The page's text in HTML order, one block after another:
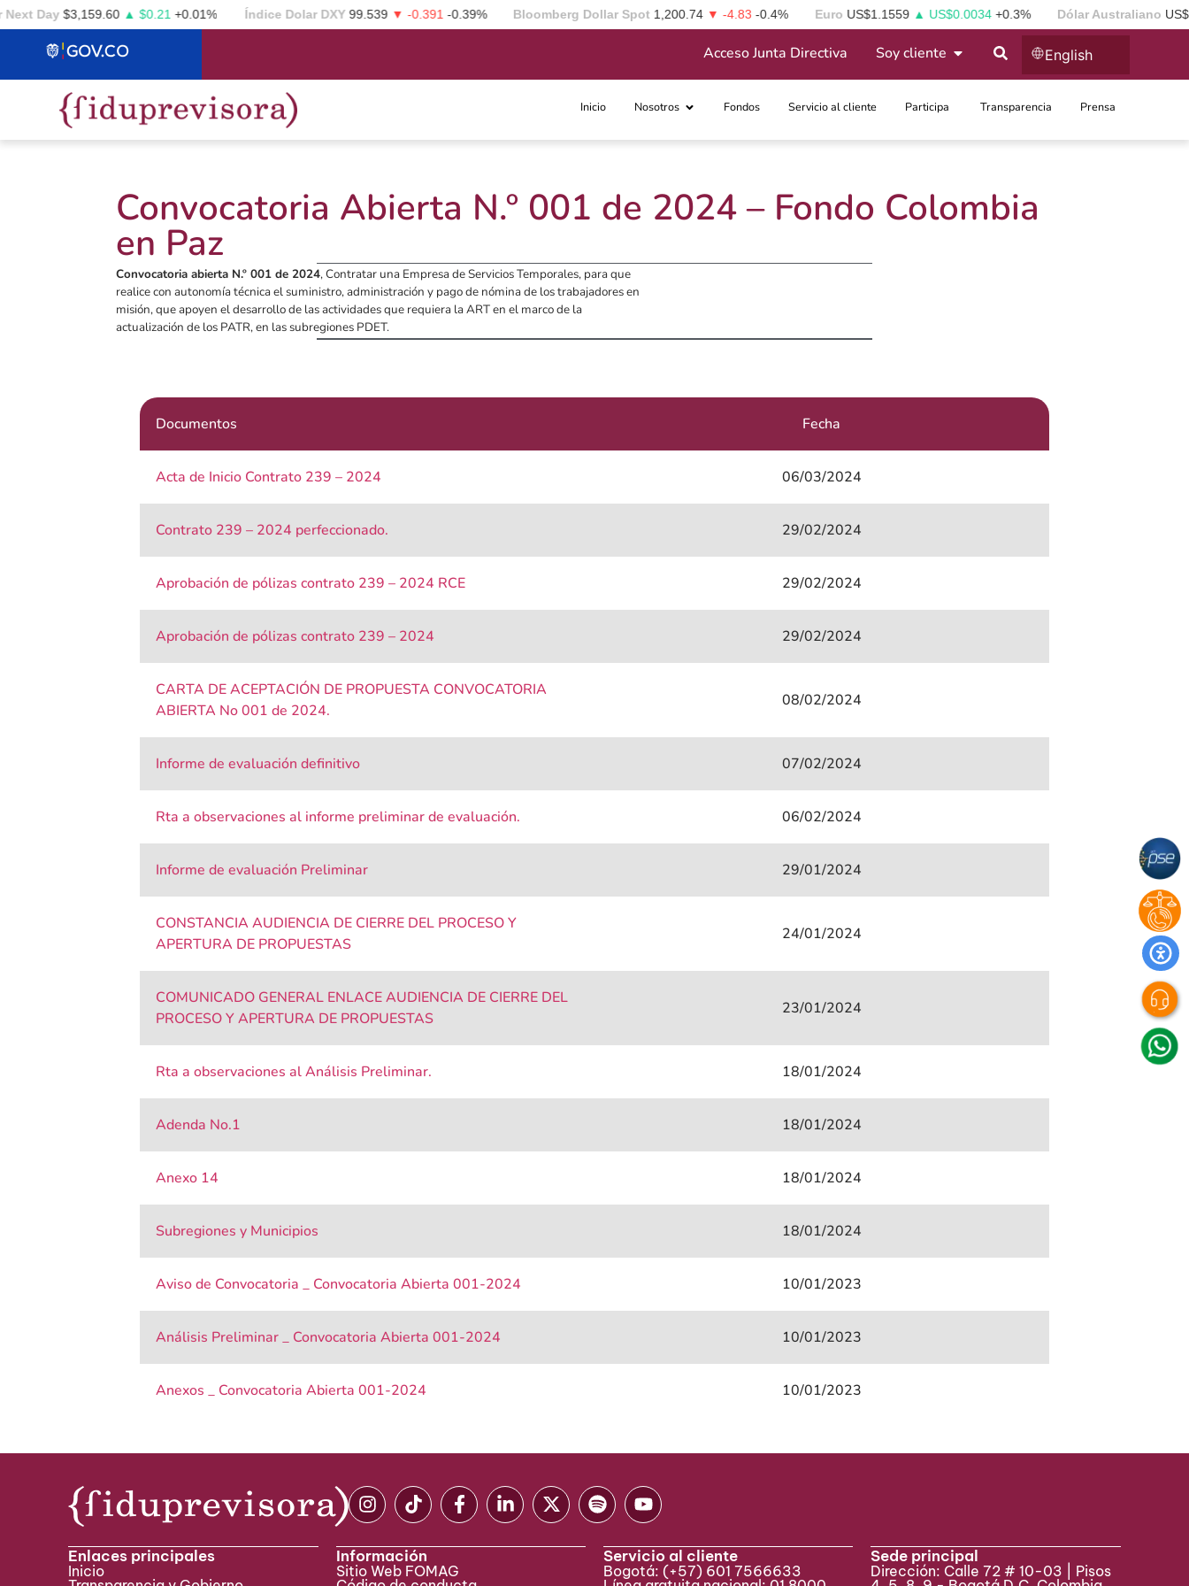
Day $3,159.60 ▲ $0.21+0.01% Índice Dolar DXY 99.539 ▼ -0.391-0.39% Bloomberg Dollar Spot 1,200.74 ▼ -4.83-0.4% Euro US$1.1559 ▲ US$0.0034+0.3% Dólar Australiano
Acceso Junta Directiva Soy cliente English
Inicio Nosotros Fondos Servicio al cliente Participa ​ Transparencia Prensa
Convocatoria Abierta N.º 001 de 2024 – Fondo Colombia
en Paz
Convocatoria abierta N.º 001 de 2024, Contratar una Empresa de Servicios Temporales, para que
realice con autonomía técnica el suministro, administración y pago de nómina de los trabajadores en
misión, que apoyen el desarrollo de las actividades que requiera la ART en el marco de la
actualización de los PATR, en las subregiones PDET.
Documentos Fecha
Acta de Inicio Contrato 239 – 2024 06/03/2024
Contrato 239 – 2024 perfeccionado. 29/02/2024
Aprobación de pólizas contrato 239 – 2024 RCE 29/02/2024
Aprobación de pólizas contrato 239 – 2024 29/02/2024
CARTA DE ACEPTACIÓN DE PROPUESTA CONVOCATORIA
ABIERTA No 001 de 2024.
08/02/2024
Informe de evaluación definitivo 07/02/2024
Rta a observaciones al informe preliminar de evaluación. 06/02/2024
Informe de evaluación Preliminar 29/01/2024
CONSTANCIA AUDIENCIA DE CIERRE DEL PROCESO Y
APERTURA DE PROPUESTAS
24/01/2024
COMUNICADO GENERAL ENLACE AUDIENCIA DE CIERRE DEL
PROCESO Y APERTURA DE PROPUESTAS
23/01/2024
Rta a observaciones al Análisis Preliminar. 18/01/2024
Adenda No.1 18/01/2024
Anexo 14 18/01/2024
Subregiones y Municipios 18/01/2024
Aviso de Convocatoria _ Convocatoria Abierta 001-2024 10/01/2023
Análisis Preliminar _ Convocatoria Abierta 001-2024 10/01/2023
Anexos _ Convocatoria Abierta 001-2024 10/01/2023
Enlaces principales
Inicio
Información
Sitio Web FOMAG
Servicio al cliente
Bogotá: (+57) 601 7566633
Sede principal
Dirección: Calle 72 # 10-03 | Pisos